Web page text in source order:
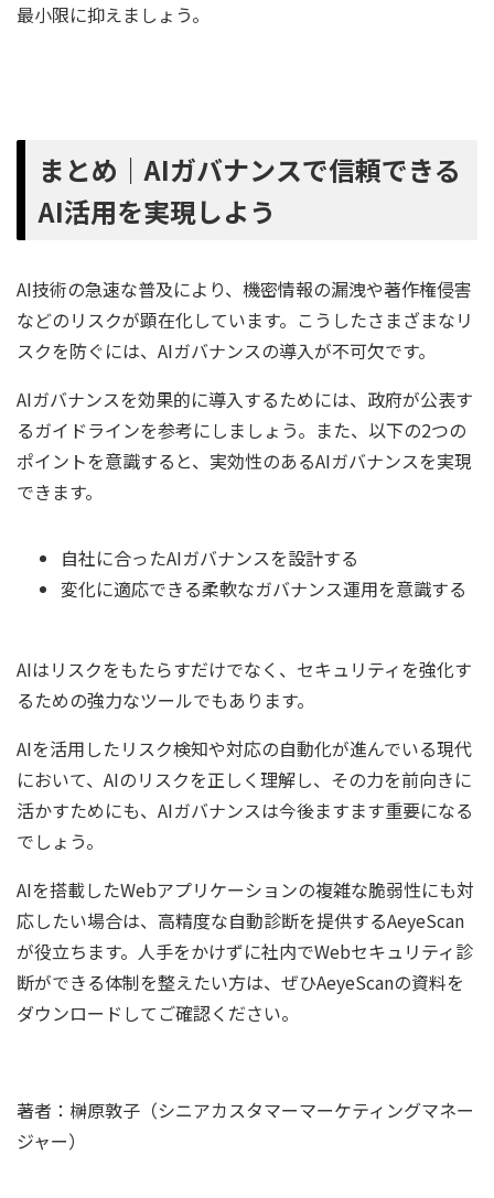
最小限に抑えましょう。
まとめ｜AIガバナンスで信頼できる
AI活用を実現しよう
AI技術の急速な普及により、機密情報の漏洩や著作権侵害
などのリスクが顕在化しています。こうしたさまざまなリ
スクを防ぐには、AIガバナンスの導入が不可欠です。
AIガバナンスを効果的に導入するためには、政府が公表す
るガイドラインを参考にしましょう。また、以下の2つの
ポイントを意識すると、実効性のあるAIガバナンスを実現
できます。
自社に合ったAIガバナンスを設計する
変化に適応できる柔軟なガバナンス運用を意識する
AIはリスクをもたらすだけでなく、セキュリティを強化す
るための強力なツールでもあります。
AIを活用したリスク検知や対応の自動化が進んでいる現代
において、AIのリスクを正しく理解し、その力を前向きに
活かすためにも、AIガバナンスは今後ますます重要になる
でしょう。
AIを搭載したWebアプリケーションの複雑な脆弱性にも対
応したい場合は、高精度な自動診断を提供するAeyeScan
が役立ちます。人手をかけずに社内でWebセキュリティ診
断ができる体制を整えたい方は、ぜひAeyeScanの資料を
ダウンロードしてご確認ください。
著者：榊原敦子（シニアカスタマーマーケティングマネー
ジャー）